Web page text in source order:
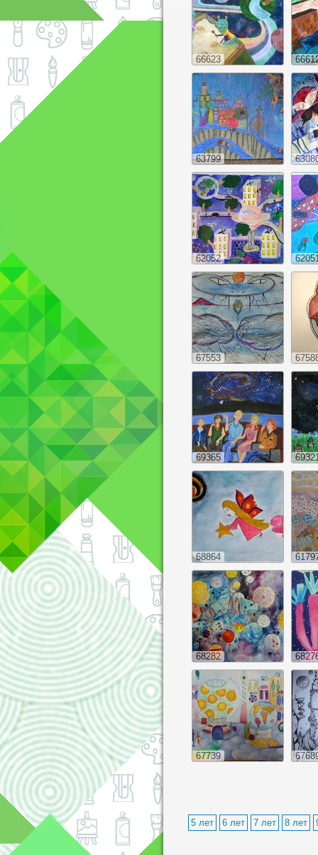
66623
63799
62052
67553
69365
68864
68282
67739
5 лет 6 лет 7 лет 8 лет